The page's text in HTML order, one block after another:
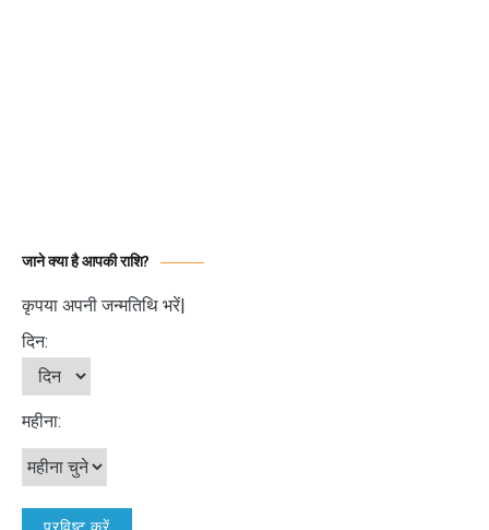
जाने क्या है आपकी राशि?
कृपया अपनी जन्मतिथि भरें|
दिन:
महीना: